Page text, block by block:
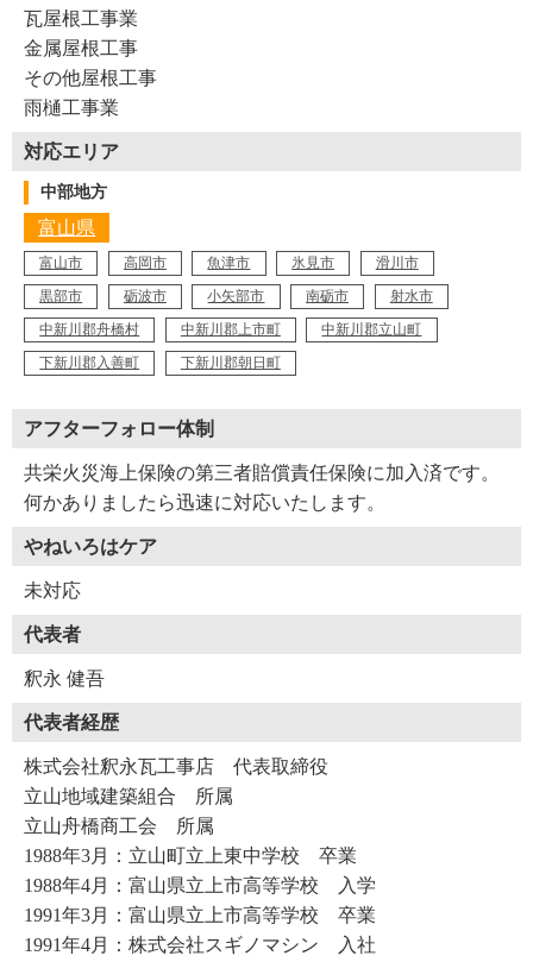
瓦屋根工事業
金属屋根工事
その他屋根工事
雨樋工事業
対応エリア
中部地方
富山県
富山市 高岡市 魚津市 氷見市
滑川市
黒部市
砺波市 小矢部市 南砺市
射水市
中新川郡舟橋村
中新川郡上市町
中新川郡立山町
下新川郡入善町
下新川郡朝日町
アフターフォロー体制
共栄火災海上保険の第三者賠償責任保険に加入済です。
何かありましたら迅速に対応いたします。
やねいろはケア
未対応
代表者
釈永 健吾
代表者経歴
株式会社釈永瓦工事店 代表取締役
立山地域建築組合 所属
立山舟橋商工会 所属
1988年3月：立山町立上東中学校 卒業
1988年4月：富山県立上市高等学校 入学
1991年3月：富山県立上市高等学校 卒業
1991年4月：株式会社スギノマシン 入社